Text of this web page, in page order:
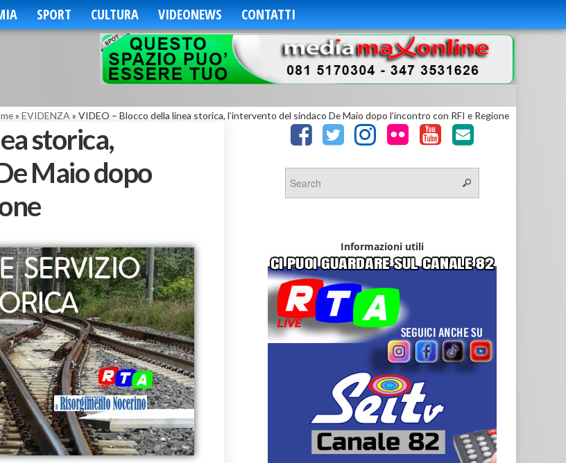
SPORT CULTURA VIDEONEWS CONTATTI
» EVIDENZA » VIDEO – Blocco della linea storica, l’intervento del sindaco De Maio dopo l’incontro con RFI e Regione
storica,
Maio dopo
Informazioni utili